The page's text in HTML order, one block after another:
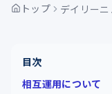
トップ デイリーニ
目次
相互運用について